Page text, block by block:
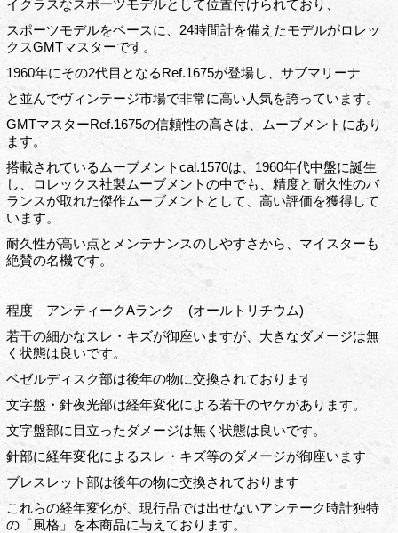
イクラスなスポーツモデルとして位置付けられており、
スポーツモデルをベースに、24時間計を備えたモデルがロレッ
クスGMTマスターです。
1960年にその2代目となるRef.1675が登場し、サブマリーナ
と並んでヴィンテージ市場で非常に高い人気を誇っています。
GMTマスターRef.1675の信頼性の高さは、ムーブメントにあり
ます。
搭載されているムーブメントcal.1570は、1960年代中盤に誕生
し、ロレックス社製ムーブメントの中でも、精度と耐久性のバ
ランスが取れた傑作ムーブメントとして、高い評価を獲得して
います。
耐久性が高い点とメンテナンスのしやすさから、マイスターも
絶賛の名機です。
程度 アンティークAランク (オールトリチウム)
若干の細かなスレ・キズが御座いますが、大きなダメージは無
く状態は良いです。
ベゼルディスク部は後年の物に交換されております
文字盤・針夜光部は経年変化による若干のヤケがあります。
文字盤部に目立ったダメージは無く状態は良いです。
針部に経年変化によるスレ・キズ等のダメージが御座います
ブレスレット部は後年の物に交換されております
これらの経年変化が、現行品では出せないアンテーク時計独特
の「風格」を本商品に与えております。